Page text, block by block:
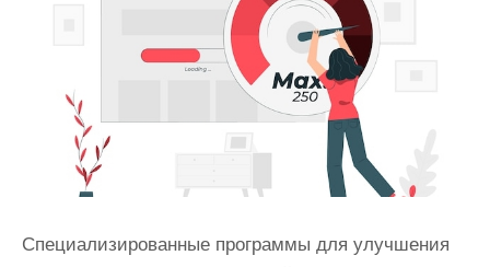
Специализированные программы для улучшения